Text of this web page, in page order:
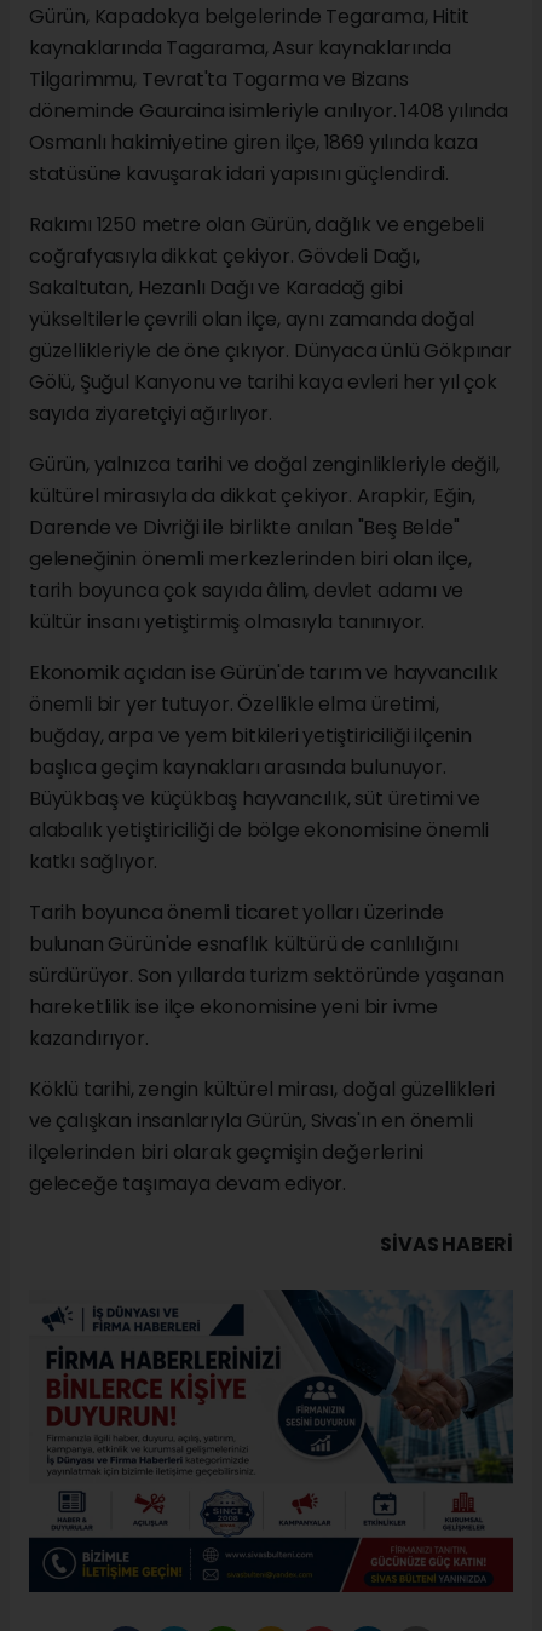
Gürün, Kapadokya belgelerinde Tegarama, Hitit
kaynaklarında Tagarama, Asur kaynaklarında
Tilgarimmu, Tevrat'ta Togarma ve Bizans
döneminde Gauraina isimleriyle anılıyor. 1408 yılında
Osmanlı hakimiyetine giren ilçe, 1869 yılında kaza
statüsüne kavuşarak idari yapısını güçlendirdi.
Rakımı 1250 metre olan Gürün, dağlık ve engebeli
coğrafyasıyla dikkat çekiyor. Gövdeli Dağı,
Sakaltutan, Hezanlı Dağı ve Karadağ gibi
yükseltilerle çevrili olan ilçe, aynı zamanda doğal
güzellikleriyle de öne çıkıyor. Dünyaca ünlü Gökpınar
Gölü, Şuğul Kanyonu ve tarihi kaya evleri her yıl çok
sayıda ziyaretçiyi ağırlıyor.
Gürün, yalnızca tarihi ve doğal zenginlikleriyle değil,
kültürel mirasıyla da dikkat çekiyor. Arapkir, Eğin,
Darende ve Divriği ile birlikte anılan "Beş Belde"
geleneğinin önemli merkezlerinden biri olan ilçe,
tarih boyunca çok sayıda âlim, devlet adamı ve
kültür insanı yetiştirmiş olmasıyla tanınıyor.
Ekonomik açıdan ise Gürün'de tarım ve hayvancılık
önemli bir yer tutuyor. Özellikle elma üretimi,
buğday, arpa ve yem bitkileri yetiştiriciliği ilçenin
başlıca geçim kaynakları arasında bulunuyor.
Büyükbaş ve küçükbaş hayvancılık, süt üretimi ve
alabalık yetiştiriciliği de bölge ekonomisine önemli
katkı sağlıyor.
Tarih boyunca önemli ticaret yolları üzerinde
bulunan Gürün'de esnaflık kültürü de canlılığını
sürdürüyor. Son yıllarda turizm sektöründe yaşanan
hareketlilik ise ilçe ekonomisine yeni bir ivme
kazandırıyor.
Köklü tarihi, zengin kültürel mirası, doğal güzellikleri
ve çalışkan insanlarıyla Gürün, Sivas'ın en önemli
ilçelerinden biri olarak geçmişin değerlerini
geleceğe taşımaya devam ediyor.
SIVAS HABERİ